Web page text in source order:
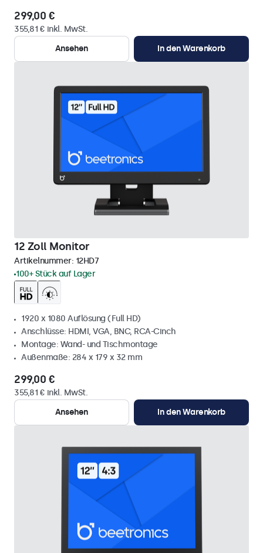
299,00 €
355,81 € inkl. MwSt.
Ansehen
In den Warenkorb
12 Zoll Monitor
Artikelnummer: 12HD7
100+ Stück auf Lager
1920 x 1080 Auflösung (Full HD)
Anschlüsse: HDMI, VGA, BNC, RCA-Cinch
Montage: Wand- und Tischmontage
Außenmaße: 284 x 179 x 32 mm
299,00 €
355,81 € inkl. MwSt.
Ansehen
In den Warenkorb